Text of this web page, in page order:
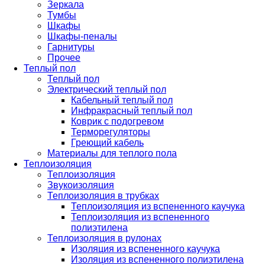
Зеркала
Тумбы
Шкафы
Шкафы-пеналы
Гарнитуры
Прочее
Теплый пол
Теплый пол
Электрический теплый пол
Кабельный теплый пол
Инфракрасный теплый пол
Коврик с подогревом
Терморегуляторы
Греющий кабель
Материалы для теплого пола
Теплоизоляция
Теплоизоляция
Звукоизоляция
Теплоизоляция в трубках
Теплоизоляция из вспененного каучука
Теплоизоляция из вспененного
полиэтилена
Теплоизоляция в рулонах
Изоляция из вспененного каучука
Изоляция из вспененного полиэтилена